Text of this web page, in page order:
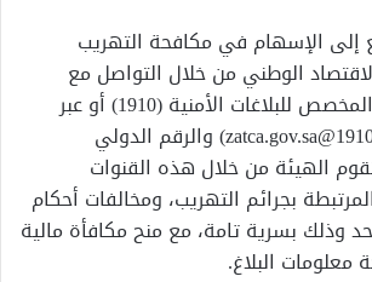
إلى الإسهام في مكافحة التهريب
الوطني من خلال التواصل مع
الهيئة على الرقم المخصص للبلاغات الأمنية (1910) أو عبر
البريد الإلكتروني (1910@zatca.gov.sa) والرقم الدولي
حيث تقوم الهيئة من خلال هذه القنوات
بجرائم التهريب، ومخالفات أحكام
وذلك بسرية تامة، مع منح مكافأة مالية
البلاغ.